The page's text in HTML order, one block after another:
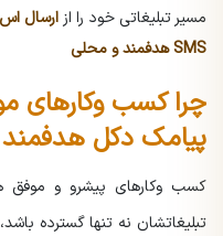
مسیر تبلیغاتی خود را از ارسال
SMS هدفمند و محلی
چرا کسب وکارهای
پیامک دکل
کسب وکارهای پیشرو و موفق
تبلیغاتشان نه تنها گسترده